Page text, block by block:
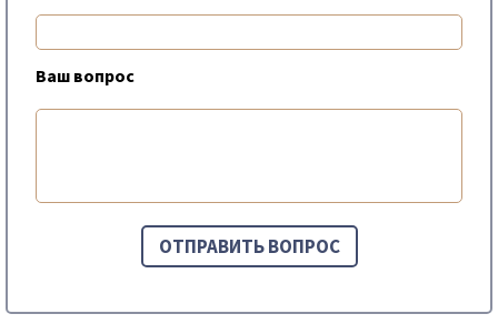
Ваш вопрос